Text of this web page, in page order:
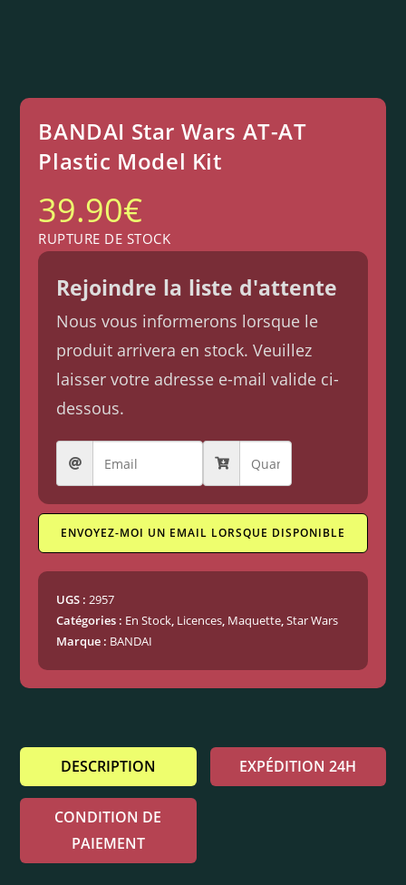
BANDAI Star Wars AT-AT
Plastic Model Kit
39.90€
RUPTURE DE STOCK
Rejoindre la liste d'attente
Nous vous informerons lorsque le
produit arrivera en stock. Veuillez
laisser votre adresse e-mail valide ci-
dessous.
ENVOYEZ-MOI UN EMAIL LORSQUE DISPONIBLE
UGS :2957
Catégories : En Stock, Licences, Maquette,Star Wars
Marque : BANDAI
DESCRIPTION EXPÉDITION 24H
CONDITION DE
PAIEMENT